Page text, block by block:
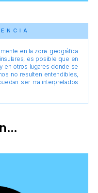
en la zona geográfica
es posible que en
en otros lugares donde se
no resulten entendibles,
ser malinterpretados